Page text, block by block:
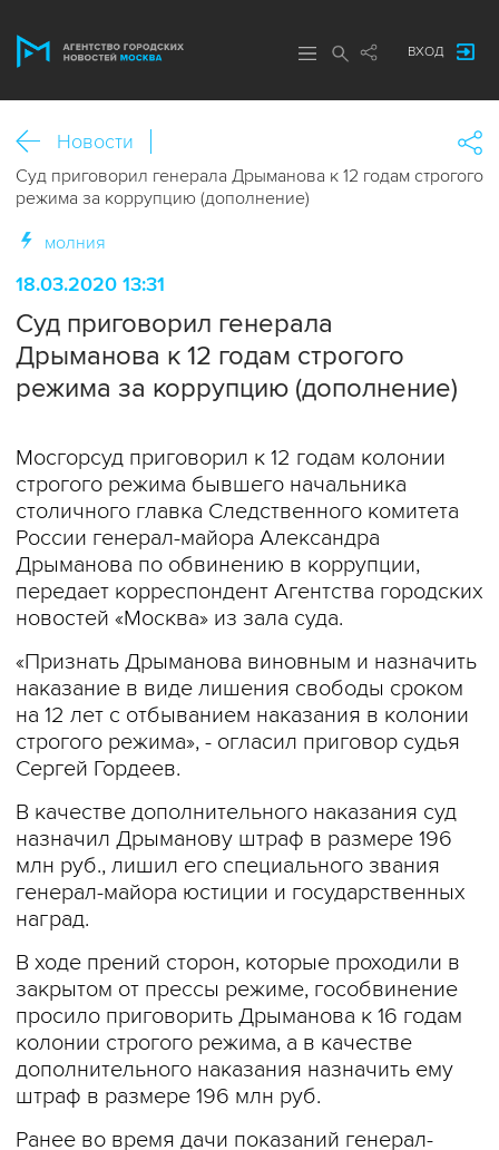
ВХОД
Новости
Суд приговорил генерала Дрыманова к 12 годам строгого
режима за коррупцию (дополнение)
молния
18.03.2020 13:31
Суд приговорил генерала
Дрыманова к 12 годам строгого
режима за коррупцию (дополнение)
Мосгорсуд приговорил к 12 годам колонии
строгого режима бывшего начальника
столичного главка Следственного комитета
России генерал-майора Александра
Дрыманова по обвинению в коррупции,
передает корреспондент Агентства городских
новостей «Москва» из зала суда.
«Признать Дрыманова виновным и назначить
наказание в виде лишения свободы сроком
на 12 лет с отбыванием наказания в колонии
строгого режима», - огласил приговор судья
Сергей Гордеев.
В качестве дополнительного наказания суд
назначил Дрыманову штраф в размере 196
млн руб., лишил его специального звания
генерал-майора юстиции и государственных
наград.
В ходе прений сторон, которые проходили в
закрытом от прессы режиме, гособвинение
просило приговорить Дрыманова к 16 годам
колонии строгого режима, а в качестве
дополнительного наказания назначить ему
штраф в размере 196 млн руб.
Ранее во время дачи показаний генерал-